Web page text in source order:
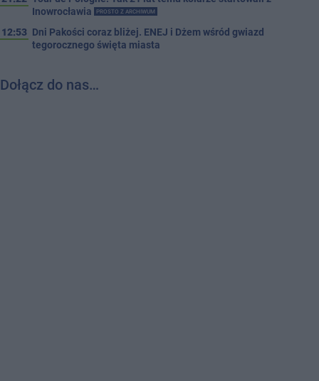
Inowrocławia
PROSTO Z ARCHIWUM
12:53 Dni Pakości coraz bliżej. ENEJ i Dżem wśród gwiazd
tegorocznego święta miasta
Dołącz do nas…